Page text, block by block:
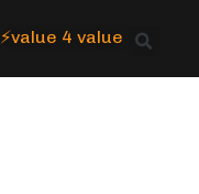
⚡value 4 value